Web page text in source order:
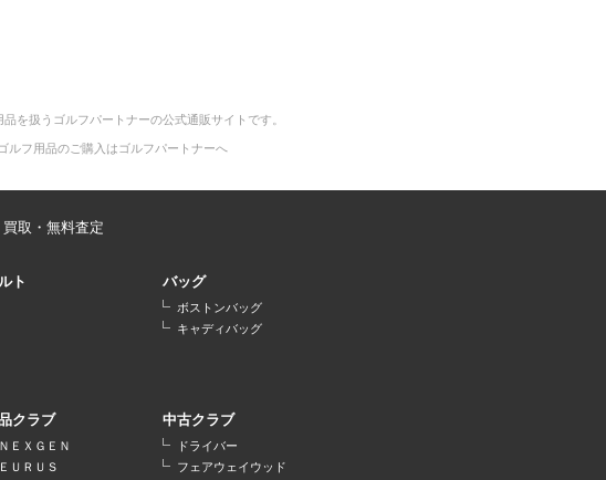
を扱うゴルフパートナーの公式通販サイトです。
ルフ用品のご購入はゴルフパートナーへ
買取・無料査定
ト バッグ
ボストンバッグ
キャディバッグ
クラブ
ＮＥＸＧＥＮ
ＥＵＲＵＳ
中古クラブ
ドライバー
フェアウェイウッド